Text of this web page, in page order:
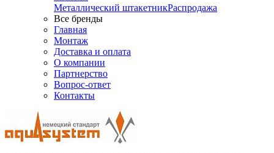
Металлический штакетникРаспродажа
Все бренды
Главная
Монтаж
Доставка и оплата
О компании
Партнерство
Вопрос-ответ
Контакты